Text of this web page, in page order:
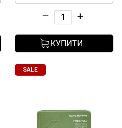
– +
КУПИТИ
SALE